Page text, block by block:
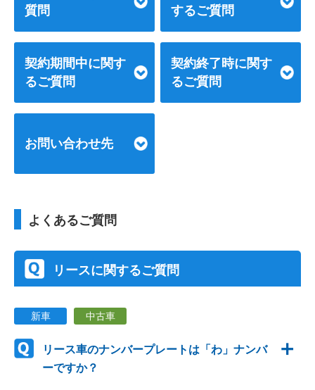
質問
するご質問
契約期間中に関す
るご質問
契約終了時に関す
るご質問
お問い合わせ先
よくあるご質問
リースに関するご質問
新車 中古車
リース車のナンバープレートは「わ」ナンバ
ーですか？